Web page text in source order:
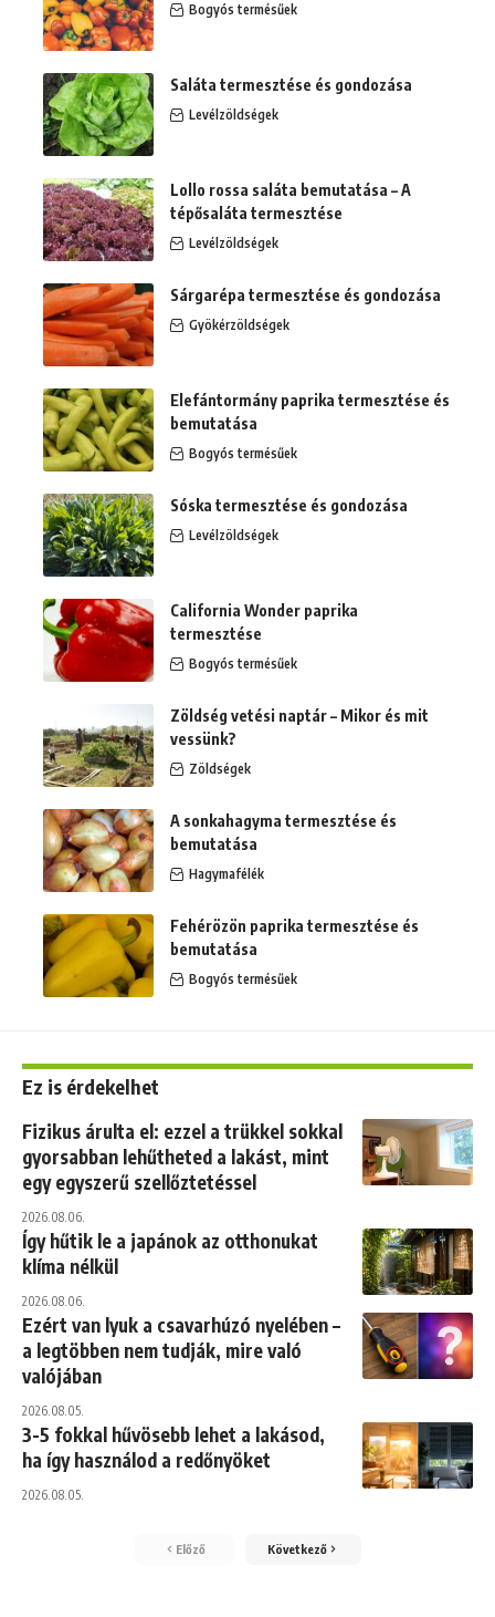
Bogyós termésűek
Saláta termesztése és gondozása
Levélzöldségek
Lollo rossa saláta bemutatása – A
tépősaláta termesztése
Levélzöldségek
Sárgarépa termesztése és gondozása
Gyökérzöldségek
Elefántormány paprika termesztése és
bemutatása
Bogyós termésűek
Sóska termesztése és gondozása
Levélzöldségek
California Wonder paprika
termesztése
Bogyós termésűek
Zöldség vetési naptár – Mikor és mit
vessünk?
Zöldségek
A sonkahagyma termesztése és
bemutatása
Hagymafélék
Fehérözön paprika termesztése és
bemutatása
Bogyós termésűek
Ez is érdekelhet
Fizikus árulta el: ezzel a trükkel sokkal
gyorsabban lehűtheted a lakást, mint
egy egyszerű szellőztetéssel
2026.08.06.
Így hűtik le a japánok az otthonukat
klíma nélkül
2026.08.06.
Ezért van lyuk a csavarhúzó nyelében –
a legtöbben nem tudják, mire való
valójában
2026.08.05.
3-5 fokkal hűvösebb lehet a lakásod,
ha így használod a redőnyöket
2026.08.05.
Előző Következő